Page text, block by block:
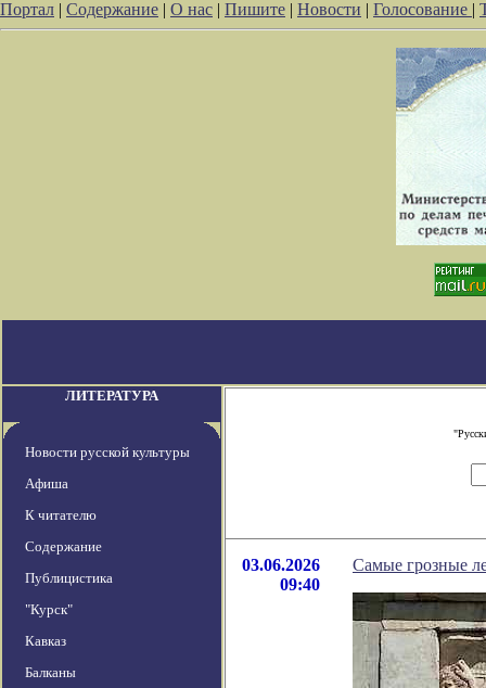
Портал | Содержание | О нас | Пишите | Новости | Голосование |
ЛИТЕРАТУРА
Новости русской культуры
Афиша
К читателю
Содержание
Публицистика
"Курск"
Кавказ
Балканы
03.06.2026
09:40
Самые грозные